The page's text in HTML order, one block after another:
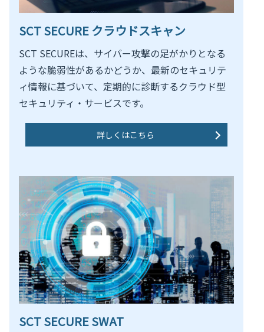
SCT SECURE クラウドスキャン
SCT SECUREは、サイバー攻撃の足がかりとなる
ような脆弱性があるかどうか、最新のセキュリテ
ィ情報に基づいて、定期的に診断するクラウド型
セキュリティ・サービスです。
詳しくはこちら
SCT SECURE SWAT